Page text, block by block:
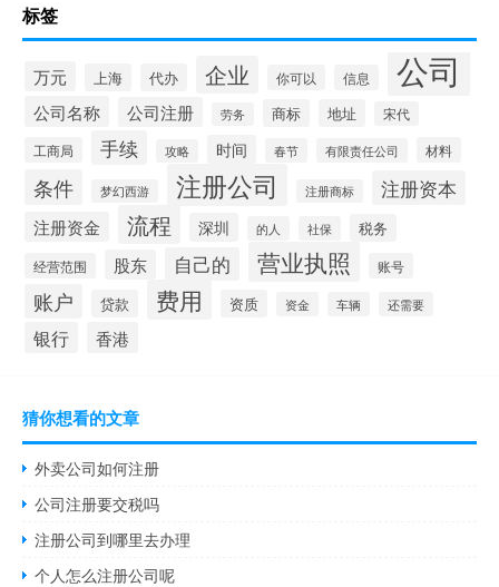
标签
万元 上海 代办 企业 你可以 信息 公司
公司名称 公司注册 劳务 商标 地址 宋代
工商局 手续 攻略 时间 春节 有限责任公司 材料
条件 梦幻西游 注册公司 注册商标 注册资本
注册资金 流程 深圳 的人 社保 税务
经营范围 股东 自己的 营业执照 账号
账户 贷款 费用 资质 资金 车辆 还需要
银行 香港
猜你想看的文章
外卖公司如何注册
公司注册要交税吗
注册公司到哪里去办理
个人怎么注册公司呢